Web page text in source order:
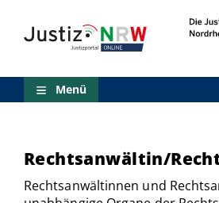
Inhalt
(Sprungmarken)
Menü
Zur
Entscheidungssuche
Zur
Hauptnavigation
Menü
Rechtsanwältin/
Rechtsanwältinnen und